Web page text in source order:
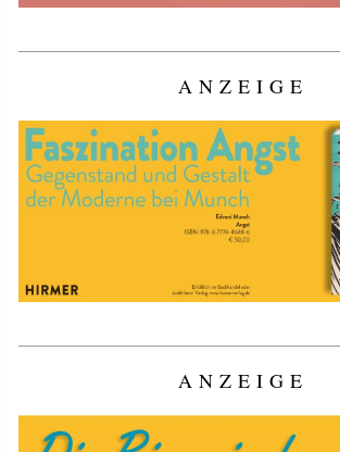
ANZEIGE
ANZEIGE